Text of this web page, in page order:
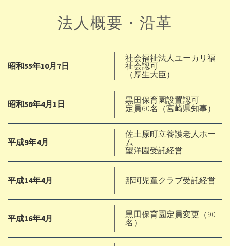
法人概要・沿革
昭和55年10月7日
社会福祉法人ユーカリ福
祉会認可
（厚生大臣）
昭和56年4月1日
黒田保育園設置認可
定員60名（宮崎県知事）
平成9年4月
佐土原町立養護老人ホー
ム
望洋園受託経営
平成14年4月 那珂児童クラブ受託経営
平成16年4月
黒田保育園定員変更（90
名）